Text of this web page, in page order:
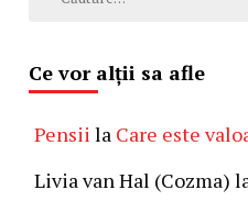
Ce vor alții sa afle
Pensii la Care este
Livia van Hal (Cozma)